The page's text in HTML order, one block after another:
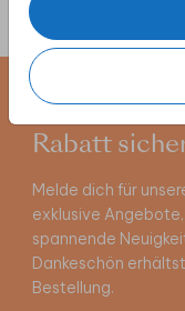
Newsletter
Rabatt
Melde dich für
exklusive
spannende
Dankeschön
Bestellung.